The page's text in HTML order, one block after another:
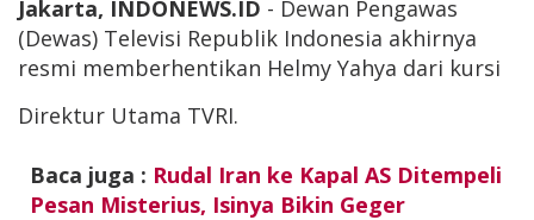
Jakarta, INDONEWS.ID - Dewan Pengawas
(Dewas) Televisi Republik Indonesia akhirnya
resmi memberhentikan Helmy Yahya dari kursi
Direktur Utama TVRI.
Baca juga : Rudal Iran ke Kapal AS Ditempeli
Pesan Misterius, Isinya Bikin Geger